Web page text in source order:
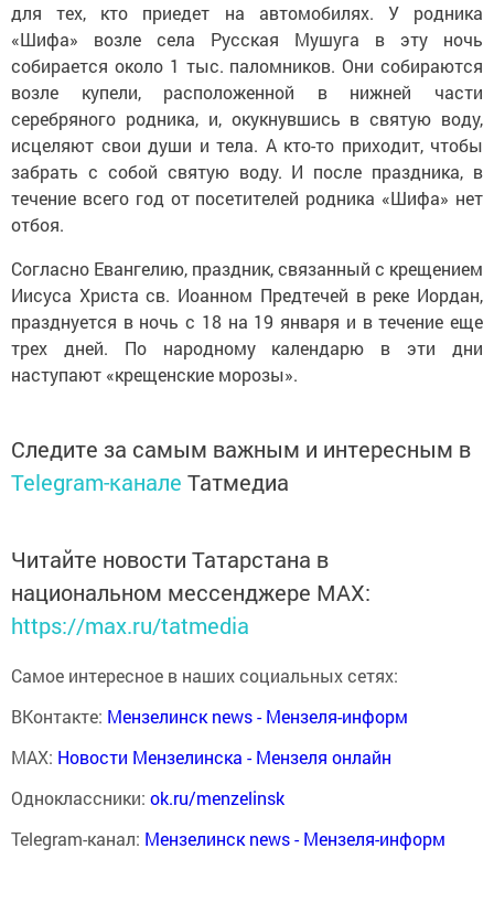
для тех, кто приедет на автомобилях. У родника
«Шифа» возле села Русская Мушуга в эту ночь
собирается около 1 тыс. паломников. Они собираются
возле купели, расположенной в нижней части
серебряного родника, и, окукнувшись в святую воду,
исцеляют свои души и тела. А кто-то приходит, чтобы
забрать с собой святую воду. И после праздника, в
течение всего год от посетителей родника «Шифа» нет
отбоя.
Согласно Евангелию, праздник, связанный с крещением
Иисуса Христа св. Иоанном Предтечей в реке Иордан,
празднуется в ночь с 18 на 19 января и в течение еще
трех дней. По народному календарю в эти дни
наступают «крещенские морозы».
Следите за самым важным и интересным в
Telegram-канале Татмедиа
Читайте новости Татарстана в
национальном мессенджере MАХ:
https://max.ru/tatmedia
Самое интересное в наших социальных сетях:
ВКонтакте: Мензелинск news - Мензеля-информ
MAX: Новости Мензелинска - Мензеля онлайн
Одноклассники: ok.ru/menzelinsk
Telegram-канал: Мензелинск news - Мензеля-информ